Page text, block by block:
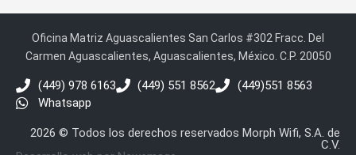
Oficina Matriz Aguascalientes San Carlos #302 Fracc. Del
Carmen Aguascalientes, Aguascalientes, México. C.P. 20050
(449) 978 6163 (449) 551 8562
(449)551 8563
Whatsapp
2026 © Todos los derechos reservados Morph Wifi, S.A. de
C.V.